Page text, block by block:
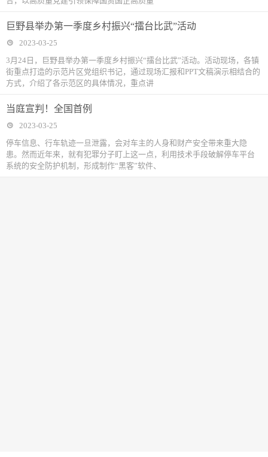
巨野县举办第一季度乡村振兴“擂台比武”活动
2023-03-25
3月24日，巨野县举办第一季度乡村振兴“擂台比武”活动。活动现场，各镇
街重点打造的示范片区党组织书记，通过现场汇报和PPT文稿演示相结合的
方式，介绍了各示范区的具体情况，重点讲
当庭宣判！全国首例
2023-03-25
停车信息、行车轨迹一旦泄露，会对车主的人身和财产安全带来重大隐
患。然而近年来，就有犯罪分子盯上这一点，利用技术手段破解停车平台
系统的安全防护机制，形成制作“黑客”软件、